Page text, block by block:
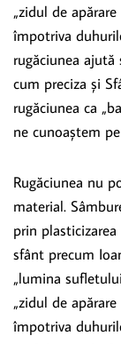
„zidul de
împotriva
rugăciunea
cum preciza și
rugăciunea ca
ne cunoaștem
Rugăciunea nu
material.
prin
sfânt precum
„lumina
„zidul de
împotriva